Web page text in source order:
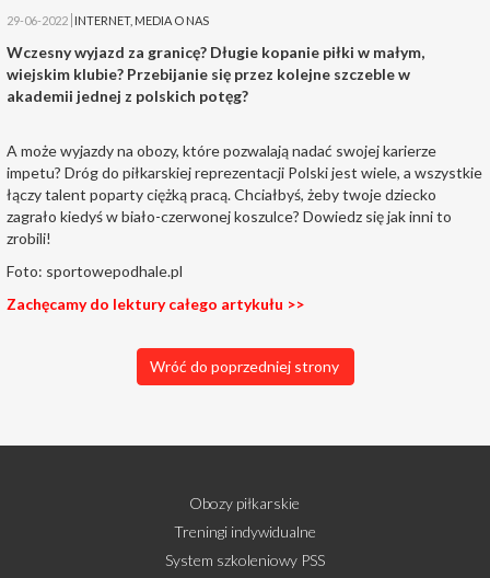
29-06-2022 INTERNET, MEDIA O NAS
Wczesny wyjazd za granicę? Długie kopanie piłki w małym,
wiejskim klubie? Przebijanie się przez kolejne szczeble w
akademii jednej z polskich potęg?
A może wyjazdy na obozy, które pozwalają nadać swojej karierze
impetu? Dróg do piłkarskiej reprezentacji Polski jest wiele, a wszystkie
łączy talent poparty ciężką pracą. Chciałbyś, żeby twoje dziecko
zagrało kiedyś w biało-czerwonej koszulce? Dowiedz się jak inni to
zrobili!
Foto: sportowepodhale.pl
Zachęcamy do lektury całego artykułu >>
Wróć do poprzedniej strony
Obozy piłkarskie
Treningi indywidualne
System szkoleniowy PSS